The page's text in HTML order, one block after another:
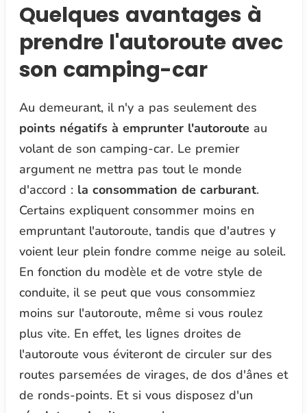
Quelques avantages à
prendre l'autoroute avec
son camping-car
Au demeurant, il n'y a pas seulement des
points négatifs à emprunter l'autoroute au
volant de son camping-car. Le premier
argument ne mettra pas tout le monde
d'accord : la consommation de carburant.
Certains expliquent consommer moins en
empruntant l'autoroute, tandis que d'autres y
voient leur plein fondre comme neige au soleil.
En fonction du modèle et de votre style de
conduite, il se peut que vous consommiez
moins sur l'autoroute, même si vous roulez
plus vite. En effet, les lignes droites de
l'autoroute vous éviteront de circuler sur des
routes parsemées de virages, de dos d'ânes et
de ronds-points. Et si vous disposez d'un